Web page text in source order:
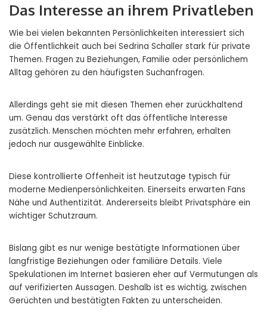
Das Interesse an ihrem Privatleben
Wie bei vielen bekannten Persönlichkeiten interessiert sich
die Öffentlichkeit auch bei Sedrina Schaller stark für private
Themen. Fragen zu Beziehungen, Familie oder persönlichem
Alltag gehören zu den häufigsten Suchanfragen.
Allerdings geht sie mit diesen Themen eher zurückhaltend
um. Genau das verstärkt oft das öffentliche Interesse
zusätzlich. Menschen möchten mehr erfahren, erhalten
jedoch nur ausgewählte Einblicke.
Diese kontrollierte Offenheit ist heutzutage typisch für
moderne Medienpersönlichkeiten. Einerseits erwarten Fans
Nähe und Authentizität. Andererseits bleibt Privatsphäre ein
wichtiger Schutzraum.
Bislang gibt es nur wenige bestätigte Informationen über
langfristige Beziehungen oder familiäre Details. Viele
Spekulationen im Internet basieren eher auf Vermutungen als
auf verifizierten Aussagen. Deshalb ist es wichtig, zwischen
Gerüchten und bestätigten Fakten zu unterscheiden.